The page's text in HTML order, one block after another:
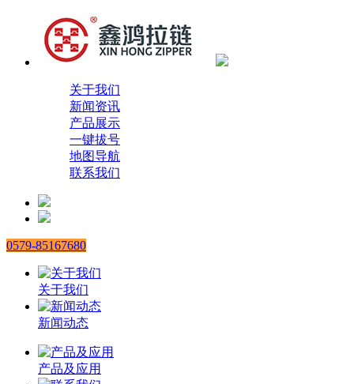
关于我们
新闻资讯
产品展示
一键拔号
地图导航
联系我们
0579-85167680
关于我们
新闻动态
产品及应用